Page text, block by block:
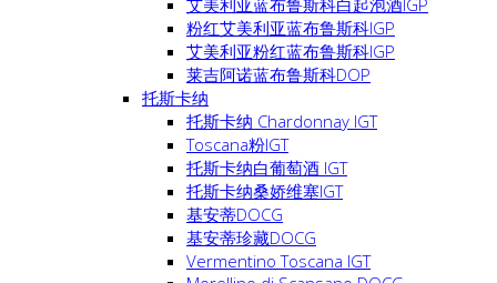
艾美利亚蓝布鲁斯科白起泡酒IGP
粉红艾美利亚蓝布鲁斯科IGP
艾美利亚粉红蓝布鲁斯科IGP
莱吉阿诺蓝布鲁斯科DOP
托斯卡纳
托斯卡纳 Chardonnay IGT
Toscana粉IGT
托斯卡纳白葡萄酒 IGT
托斯卡纳桑娇维塞IGT
基安蒂DOCG
基安蒂珍藏DOCG
Vermentino Toscana IGT